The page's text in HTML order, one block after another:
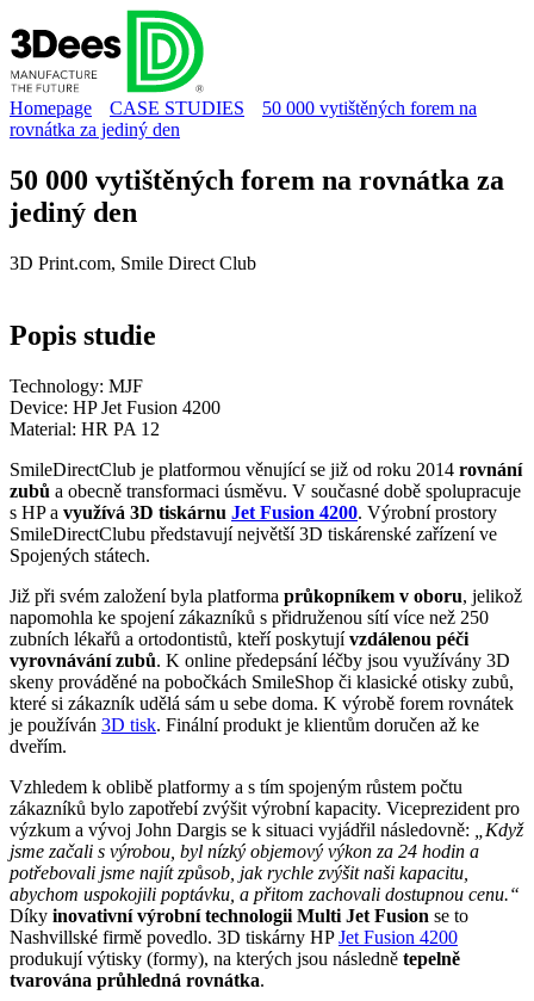
Homepage CASE STUDIES
50 000 vytištěných forem na
rovnátka za jediný den
50 000 vytištěných forem na rovnátka za
jediný den
3D Print.com, Smile Direct Club
Popis studie
Technology: MJF
Device: HP Jet Fusion 4200
Material: HR PA 12
SmileDirectClub je platformou věnující se již od roku 2014 rovnání
zubů a obecně transformaci úsměvu. V současné době spolupracuje
s HP a využívá 3D tiskárnu Jet Fusion 4200. Výrobní prostory
SmileDirectClubu představují největší 3D tiskárenské zařízení ve
Spojených státech.
Již při svém založení byla platforma průkopníkem v oboru, jelikož
napomohla ke spojení zákazníků s přidruženou sítí více než 250
zubních lékařů a ortodontistů, kteří poskytujívzdálenou péči
vyrovnávání zubů. K online předepsání léčby jsou využívány 3D
skeny prováděné na pobočkách SmileShop či klasické otisky zubů,
které si zákazník udělá sám u sebe doma. K výrobě forem rovnátek
je používán 3D tisk. Finální produkt je klientům doručen až ke
dveřím.
Vzhledem k oblibě platformy a s tím spojeným růstem počtu
zákazníků bylo zapotřebí zvýšit výrobní kapacity. Viceprezident pro
výzkum a vývoj John Dargis se k situaci vyjádřil následovně:
„Když
jsme začali s výrobou, byl nízký objemový výkon za 24 hodin a
potřebovali jsme najít způsob, jak rychle zvýšit naši kapacitu,
abychom uspokojili poptávku, a přitom zachovali dostupnou cenu.“
Díky inovativní výrobní technologii Multi Jet Fusion se to
Nashvillské firmě povedlo. 3D tiskárny HPJet Fusion 4200
produkují výtisky (formy), na kterých jsou následně tepelně
tvarována průhledná rovnátka.